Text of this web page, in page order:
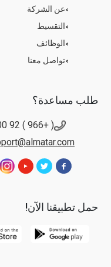
عن الشركة
التقسيط
الوظائف
تواصل معنا
طلب مساعدة؟
( +966 ) 92 000 55 11
حمل تطبيقنا الآن!